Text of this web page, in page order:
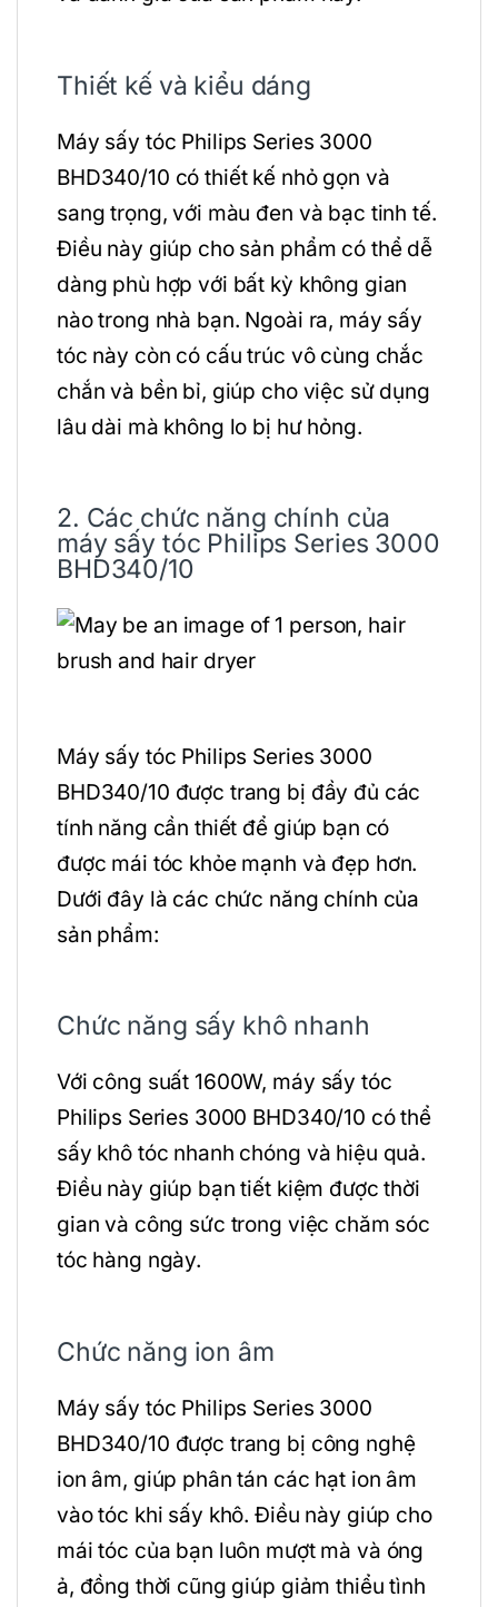
Thiết kế và kiểu dáng
Máy sấy tóc Philips Series 3000
BHD340/10 có thiết kế nhỏ gọn và
sang trọng, với màu đen và bạc tinh tế.
Điều này giúp cho sản phẩm có thể dễ
dàng phù hợp với bất kỳ không gian
nào trong nhà bạn. Ngoài ra, máy sấy
tóc này còn có cấu trúc vô cùng chắc
chắn và bền bỉ, giúp cho việc sử dụng
lâu dài mà không lo bị hư hỏng.
2. Các chức năng chính của
máy sấy tóc Philips Series 3000
BHD340/10
Máy sấy tóc Philips Series 3000
BHD340/10 được trang bị đầy đủ các
tính năng cần thiết để giúp bạn có
được mái tóc khỏe mạnh và đẹp hơn.
Dưới đây là các chức năng chính của
sản phẩm:
Chức năng sấy khô nhanh
Với công suất 1600W, máy sấy tóc
Philips Series 3000 BHD340/10 có thể
sấy khô tóc nhanh chóng và hiệu quả.
Điều này giúp bạn tiết kiệm được thời
gian và công sức trong việc chăm sóc
tóc hàng ngày.
Chức năng ion âm
Máy sấy tóc Philips Series 3000
BHD340/10 được trang bị công nghệ
ion âm, giúp phân tán các hạt ion âm
vào tóc khi sấy khô. Điều này giúp cho
mái tóc của bạn luôn mượt mà và óng
ả, đồng thời cũng giúp giảm thiểu tình